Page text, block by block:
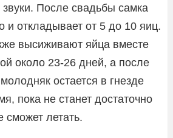
После свадьбы самка
и откладывает от 5 до 10 яиц.
высиживают яйца вместе
около 23-26 дней, а после
остается в гнезде
пока не станет достаточно
сможет летать.